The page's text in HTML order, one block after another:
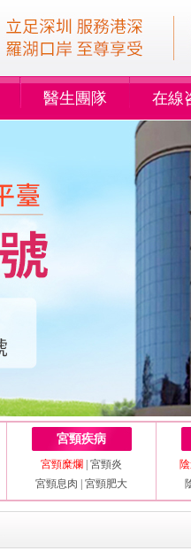
醫生團隊 在線
宮頸疾病
宮頸糜爛
宮頸炎
宮頸息肉
宮頸肥大